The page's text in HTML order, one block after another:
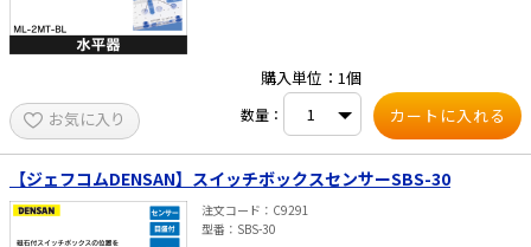
お気に入り
購入単位：1個
数量：
【ジェフコムDENSAN】スイッチボックスセンサーSBS-30
注文コード
C9291
型番
SBS-30